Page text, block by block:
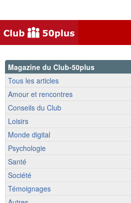
Magazine du Club-50plus
Tous les articles
Amour et rencontres
Conseils du Club
Loisirs
Monde digital
Psychologie
Santé
Société
Témoignages